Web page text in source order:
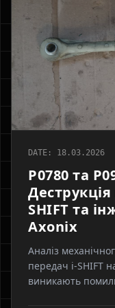
DATE: 18.03.2026
P0780 та
SHIFT та
Axonix
Аналіз
передач i-SHIFT
виникають